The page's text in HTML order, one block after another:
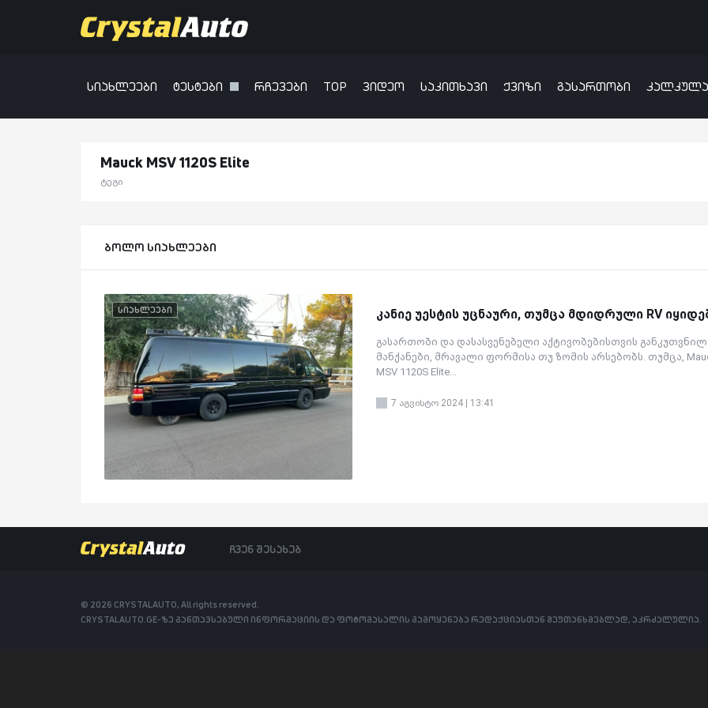
სიახლეები ტესტები რჩევები TOP ვიდეო საკითხავი ქვიზი გასართობი
Mauck MSV 1120S Elite
ტეგი
ბოლო სიახლეები
სიახლეები კანიე უესტის უცნაური, თუმცა მდიდრული RV
გასართობი და დასასვენებელი აქტივობებისთვის
მანქანები, მრავალი ფორმისა თუ ზომის არსებობს. თუმცა,
MSV 1120S Elite...
7 აგვისტო 2024 | 13:41
ჩვენ შესახებ
© 2026 CRYSTALAUTO, All rights reserved.
CRYSTALAUTO.GE-ზე განთავსებული ინფორმაციის და ფოტომასალის გამოყენება რედაქციასთან შეუთანხმებლად, აკრძალულია.